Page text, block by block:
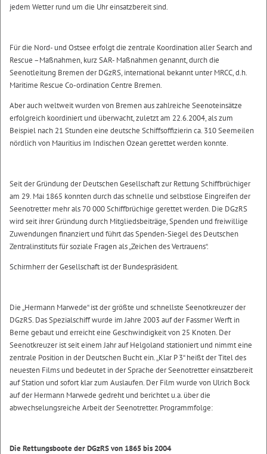
jedem Wetter rund um die Uhr einsatzbereit sind.
Für die Nord- und Ostsee erfolgt die zentrale Koordination aller Search and
Rescue –Maßnahmen, kurz SAR- Maßnahmen genannt, durch die
Seenotleitung Bremen der DGzRS, international bekannt unter MRCC, d.h.
Maritime Rescue Co-ordination Centre Bremen.
Aber auch weltweit wurden von Bremen aus zahlreiche Seenoteinsätze
erfolgreich koordiniert und überwacht, zuletzt am 22.6.2004, als zum
Beispiel nach 21 Stunden eine deutsche Schiffsoffizierin ca. 310 Seemeilen
nördlich von Mauritius im Indischen Ozean gerettet werden konnte.
Seit der Gründung der Deutschen Gesellschaft zur Rettung Schiffbrüchiger
am 29. Mai 1865 konnten durch das schnelle und selbstlose Eingreifen der
Seenotretter mehr als 70 000 Schiffbrüchige gerettet werden. Die DGzRS
wird seit ihrer Gründung durch Mitgliedsbeiträge, Spenden und freiwillige
Zuwendungen finanziert und führt das Spenden-Siegel des Deutschen
Zentralinstituts für soziale Fragen als „Zeichen des Vertrauens“.
Schirmherr der Gesellschaft ist der Bundespräsident.
Die „Hermann Marwede“ ist der größte und schnellste Seenotkreuzer der
DGzRS. Das Spezialschiff wurde im Jahre 2003 auf der Fassmer Werft in
Berne gebaut und erreicht eine Geschwindigkeit von 25 Knoten. Der
Seenotkreuzer ist seit einem Jahr auf Helgoland stationiert und nimmt eine
zentrale Position in der Deutschen Bucht ein. „Klar P 3“ heißt der Titel des
neuesten Films und bedeutet in der Sprache der Seenotretter einsatzbereit
auf Station und sofort klar zum Auslaufen. Der Film wurde von Ulrich Bock
auf der Hermann Marwede gedreht und berichtet u.a. über die
abwechselungsreiche Arbeit der Seenotretter. Programmfolge:
Die Rettungsboote der DGzRS von 1865 bis 2004